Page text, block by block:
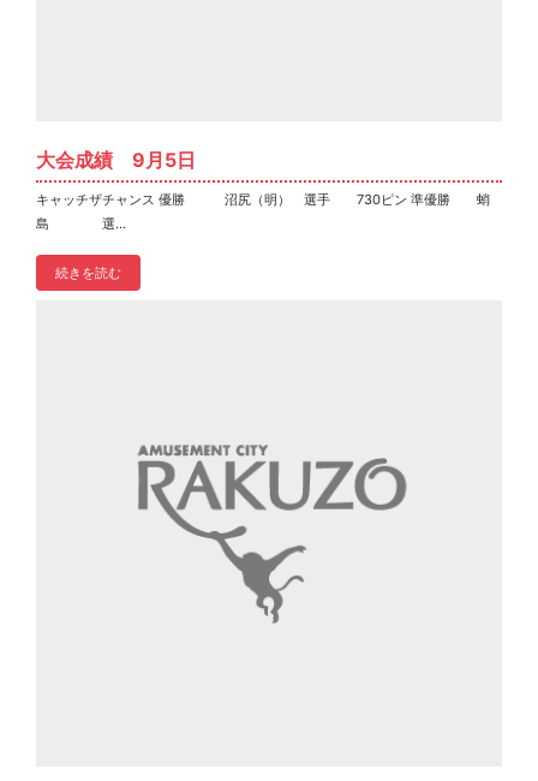
大会成績 9月5日
キャッチザチャンス 優勝 沼尻（明） 選手 730ピン 準優勝 蛸
島 選...
続きを読む